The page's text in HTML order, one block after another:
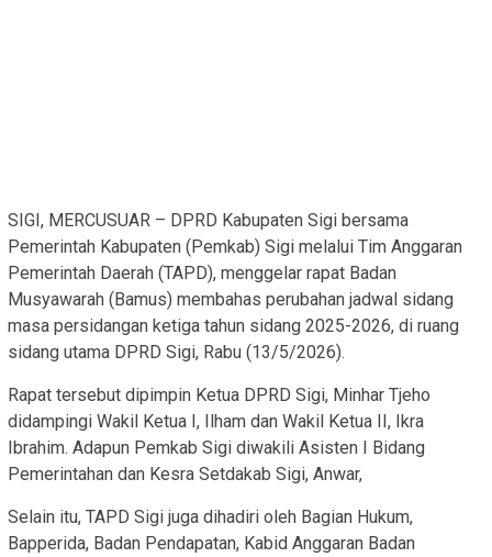
SIGI, MERCUSUAR – DPRD Kabupaten Sigi bersama
Pemerintah Kabupaten (Pemkab) Sigi melalui Tim Anggaran
Pemerintah Daerah (TAPD), menggelar rapat Badan
Musyawarah (Bamus) membahas perubahan jadwal sidang
masa persidangan ketiga tahun sidang 2025-2026, di ruang
sidang utama DPRD Sigi, Rabu (13/5/2026).
Rapat tersebut dipimpin Ketua DPRD Sigi, Minhar Tjeho
didampingi Wakil Ketua I, Ilham dan Wakil Ketua II, Ikra
Ibrahim. Adapun Pemkab Sigi diwakili Asisten I Bidang
Pemerintahan dan Kesra Setdakab Sigi, Anwar,
Selain itu, TAPD Sigi juga dihadiri oleh Bagian Hukum,
Bapperida, Badan Pendapatan, Kabid Anggaran Badan